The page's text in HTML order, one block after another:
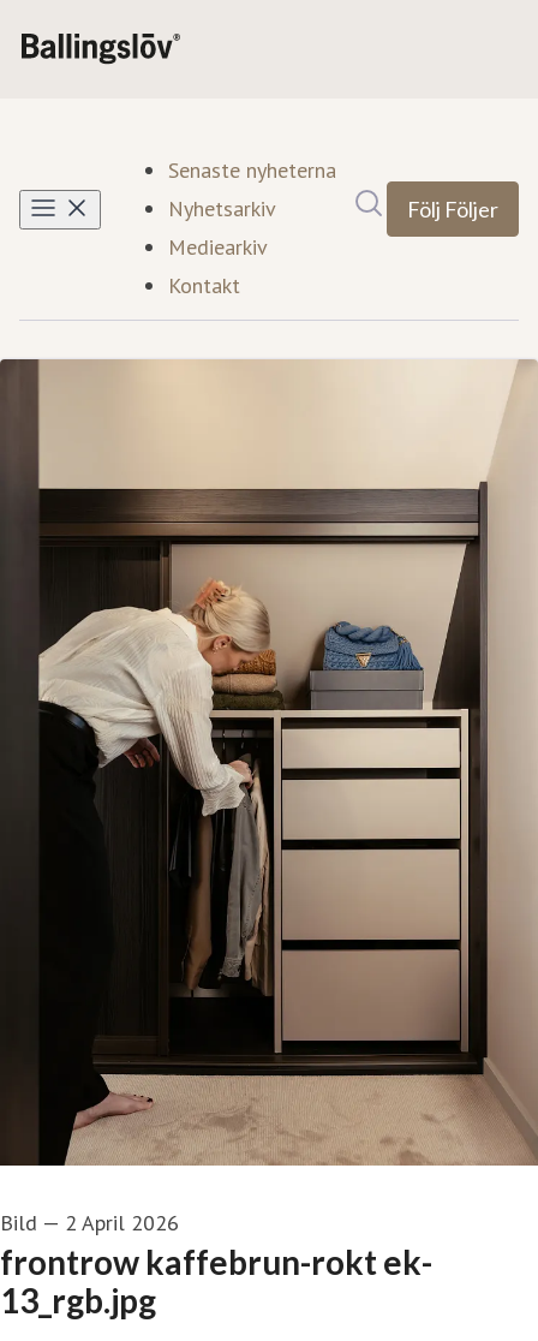
Senaste nyheterna
Nyhetsarkiv
Mediearkiv
Kontakt
Följ Följer
Bild — 2 April 2026
frontrow kaffebrun-rokt ek-
13_rgb.jpg